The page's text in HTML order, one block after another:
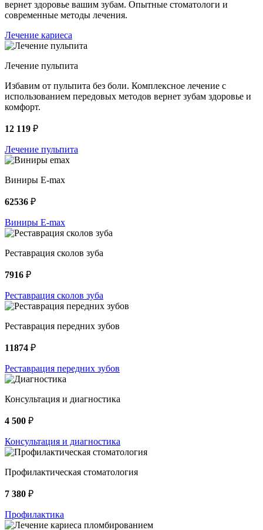
вернет здоровье вашим зубам. Опытные стоматологи и
современные методы лечения.
Лечение кариеса
Лечение пульпита
Избавим от пульпита без боли. Комплексное лечение с
использованием передовых методов вернет зубам здоровье и
комфорт.
12 119 ₽
Лечение пульпита
Виниры E-max
62536 ₽
Виниры E-max
Реставрация сколов зуба
7916 ₽
Реставрация сколов зуба
Реставрация передних зубов
11874 ₽
Реставрация передних зубов
Консультация и диагностика
4 500 ₽
Консультация и диагностика
Профилактическая стоматология
7 380 ₽
Профилактика